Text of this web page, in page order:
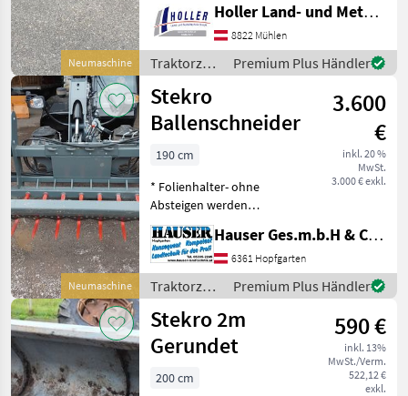
Neumaschine
Versand und Zustellung
möglich !!! Traktorzubehör
Frontlader-Anbaugeräte
Holler Land- und Metalltechnik GmbH.
8822 Mühlen
Traktorzubehör
/ Stekro
Premium Plus Händler
Neumaschine
Stekro
Ballenschneider
3.600
€
inkl. 20 %
MwSt.
3.000 € exkl.
190 cm
* Folienhalter- ohne
Absteigen werden
Folie/Netz vom Ballen
getrennt und durch 4
Haken fixiert *
Euroaufnahme * 1900 x 860
x 1030 mm * Gewicht 450 kg
* Zylinder
Hauser Ges.m.b.H & Co.KG
6361 Hopfgarten
Traktorzubehör
/ Stekro
Premium Plus Händler
Stekro 2m
Gerundet
590 €
inkl. 13%
MwSt./Verm.
522,12 €
exkl.
200 cm